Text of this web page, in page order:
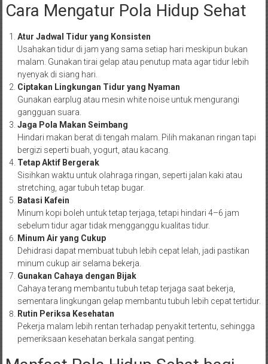
Cara Mengatur Pola Hidup Sehat
Atur Jadwal Tidur yang Konsisten
Usahakan tidur di jam yang sama setiap hari meskipun bukan
malam. Gunakan tirai gelap atau penutup mata agar tidur lebih
nyenyak di siang hari.
Ciptakan Lingkungan Tidur yang Nyaman
Gunakan earplug atau mesin white noise untuk mengurangi
gangguan suara.
Jaga Pola Makan Seimbang
Hindari makan berat di tengah malam. Pilih makanan ringan tapi
bergizi seperti buah, yogurt, atau kacang.
Tetap Aktif Bergerak
Sisihkan waktu untuk olahraga ringan, seperti jalan kaki atau
stretching, agar tubuh tetap bugar.
Batasi Kafein
Minum kopi boleh untuk tetap terjaga, tetapi hindari 4–6 jam
sebelum tidur agar tidak mengganggu kualitas tidur.
Minum Air yang Cukup
Dehidrasi dapat membuat tubuh lebih cepat lelah, jadi pastikan
minum cukup air selama bekerja.
Gunakan Cahaya dengan Bijak
Cahaya terang membantu tubuh tetap terjaga saat bekerja,
sementara lingkungan gelap membantu tubuh lebih cepat tertidur.
Rutin Periksa Kesehatan
Pekerja malam lebih rentan terhadap penyakit tertentu, sehingga
pemeriksaan kesehatan berkala sangat penting.